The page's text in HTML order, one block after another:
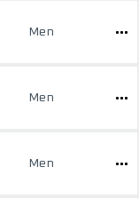
Men
Men
Men